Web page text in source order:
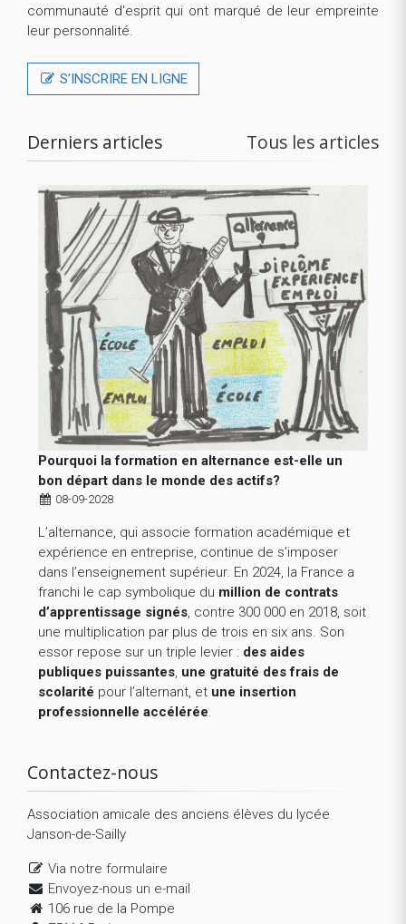
communauté d'esprit qui ont marqué de leur empreinte
leur personnalité.
S’INSCRIRE EN LIGNE
Derniers articles Tous les articles
Pourquoi la formation en alternance est-elle un
bon départ dans le monde des actifs?
08-09-2028
L’alternance, qui associe formation académique et
expérience en entreprise, continue de s’imposer
dans l’enseignement supérieur. En 2024, la France a
franchi le cap symbolique du million de contrats
d’apprentissage signés, contre 300 000 en 2018, soit
une multiplication par plus de trois en six ans. Son
essor repose sur un triple levier : des aides
publiques puissantes, une gratuité des frais de
scolarité pour l’alternant, et une insertion
professionnelle accélérée.
Contactez-nous
Association amicale des anciens élèves du lycée
Janson-de-Sailly
Via notre formulaire
Envoyez-nous un e-mail
106 rue de la Pompe